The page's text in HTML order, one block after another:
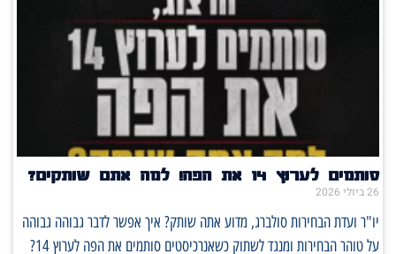
סותמים לערוץ 14 את הפה! למה אתם שותקים?
26 ביולי 2026
יו"ר ועדת הבחירות סולברג, מדוע אתה שותק? איך אפשר לדבר גבוהה גבוהה
על טוהר הבחירות ומנגד לשתוק כשאנרכיסטים סותמים את הפה לערוץ 14?